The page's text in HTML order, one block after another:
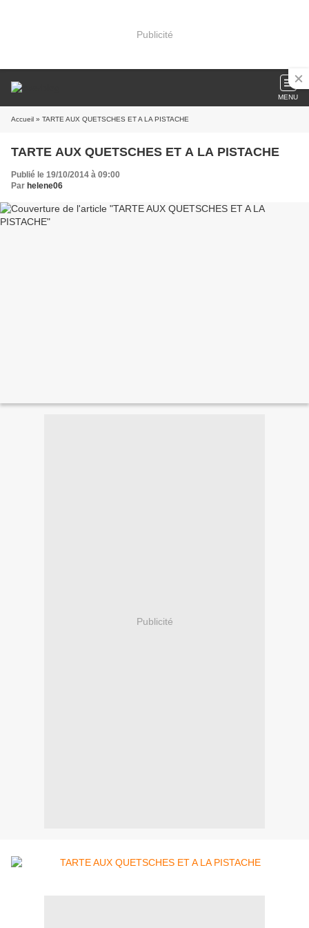
Publicité
MENU
Accueil » TARTE AUX QUETSCHES ET A LA PISTACHE
TARTE AUX QUETSCHES ET A LA PISTACHE
Publié le 19/10/2014 à 09:00
Par helene06
Publicité